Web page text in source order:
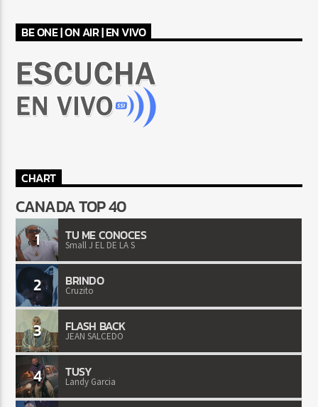
BE ONE | ON AIR | EN VIVO
CHART
CANADA TOP 40
1 TU ME CONOCES
Small J EL DE LA S
2 BRINDO
Cruzito
3 FLASH BACK
JEAN SALCEDO
4 TUSY
Landy Garcia